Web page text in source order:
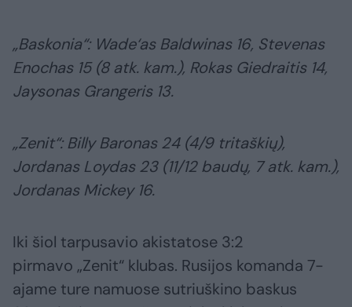
„Baskonia“: Wade‘as Baldwinas 16, Stevenas
Enochas 15 (8 atk. kam.), Rokas Giedraitis 14,
Jaysonas Grangeris 13.
„Zenit“: Billy Baronas 24 (4/9 tritaškių),
Jordanas Loydas 23 (11/12 baudų, 7 atk. kam.),
Jordanas Mickey 16.
Iki šiol tarpusavio akistatose 3:2
pirmavo „Zenit“ klubas. Rusijos komanda 7-
ajame ture namuose sutriuškino baskus